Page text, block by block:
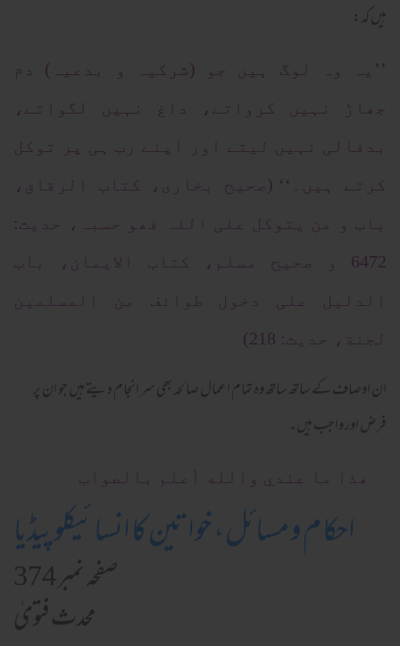
ہیں کہ:
’’یہ وہ لوگ ہیں جو (شرکیہ و بدعیہ) دم
جھاڑ نہیں کرواتے، داغ نہیں لگواتے،
بدفالی نہیں لیتے اور اپنے رب ہی پر توکل
کرتے ہیں۔‘‘ (صحیح بخاری، کتاب الرقاق،
باب و من یتوکل علی اللہ فھو حسبہ، حدیث:
6472 و صحیح مسلم، کتاب الایمان، باب
الدلیل علی دخول طوائف من المسلمین
لجنة، حدیث: 218)
ان اوصاف کے ساتھ ساتھ وہ تمام اعمال صالحہ بھی سر انجام دیتے ہیں جو ان پر
فرض اور واجب ہیں۔
ھذا ما عندي والله أعلم بالصواب
احکام و مسائل، خواتین کا انسائیکلوپیڈیا
صفحہ نمبر 374
محدث فتویٰ